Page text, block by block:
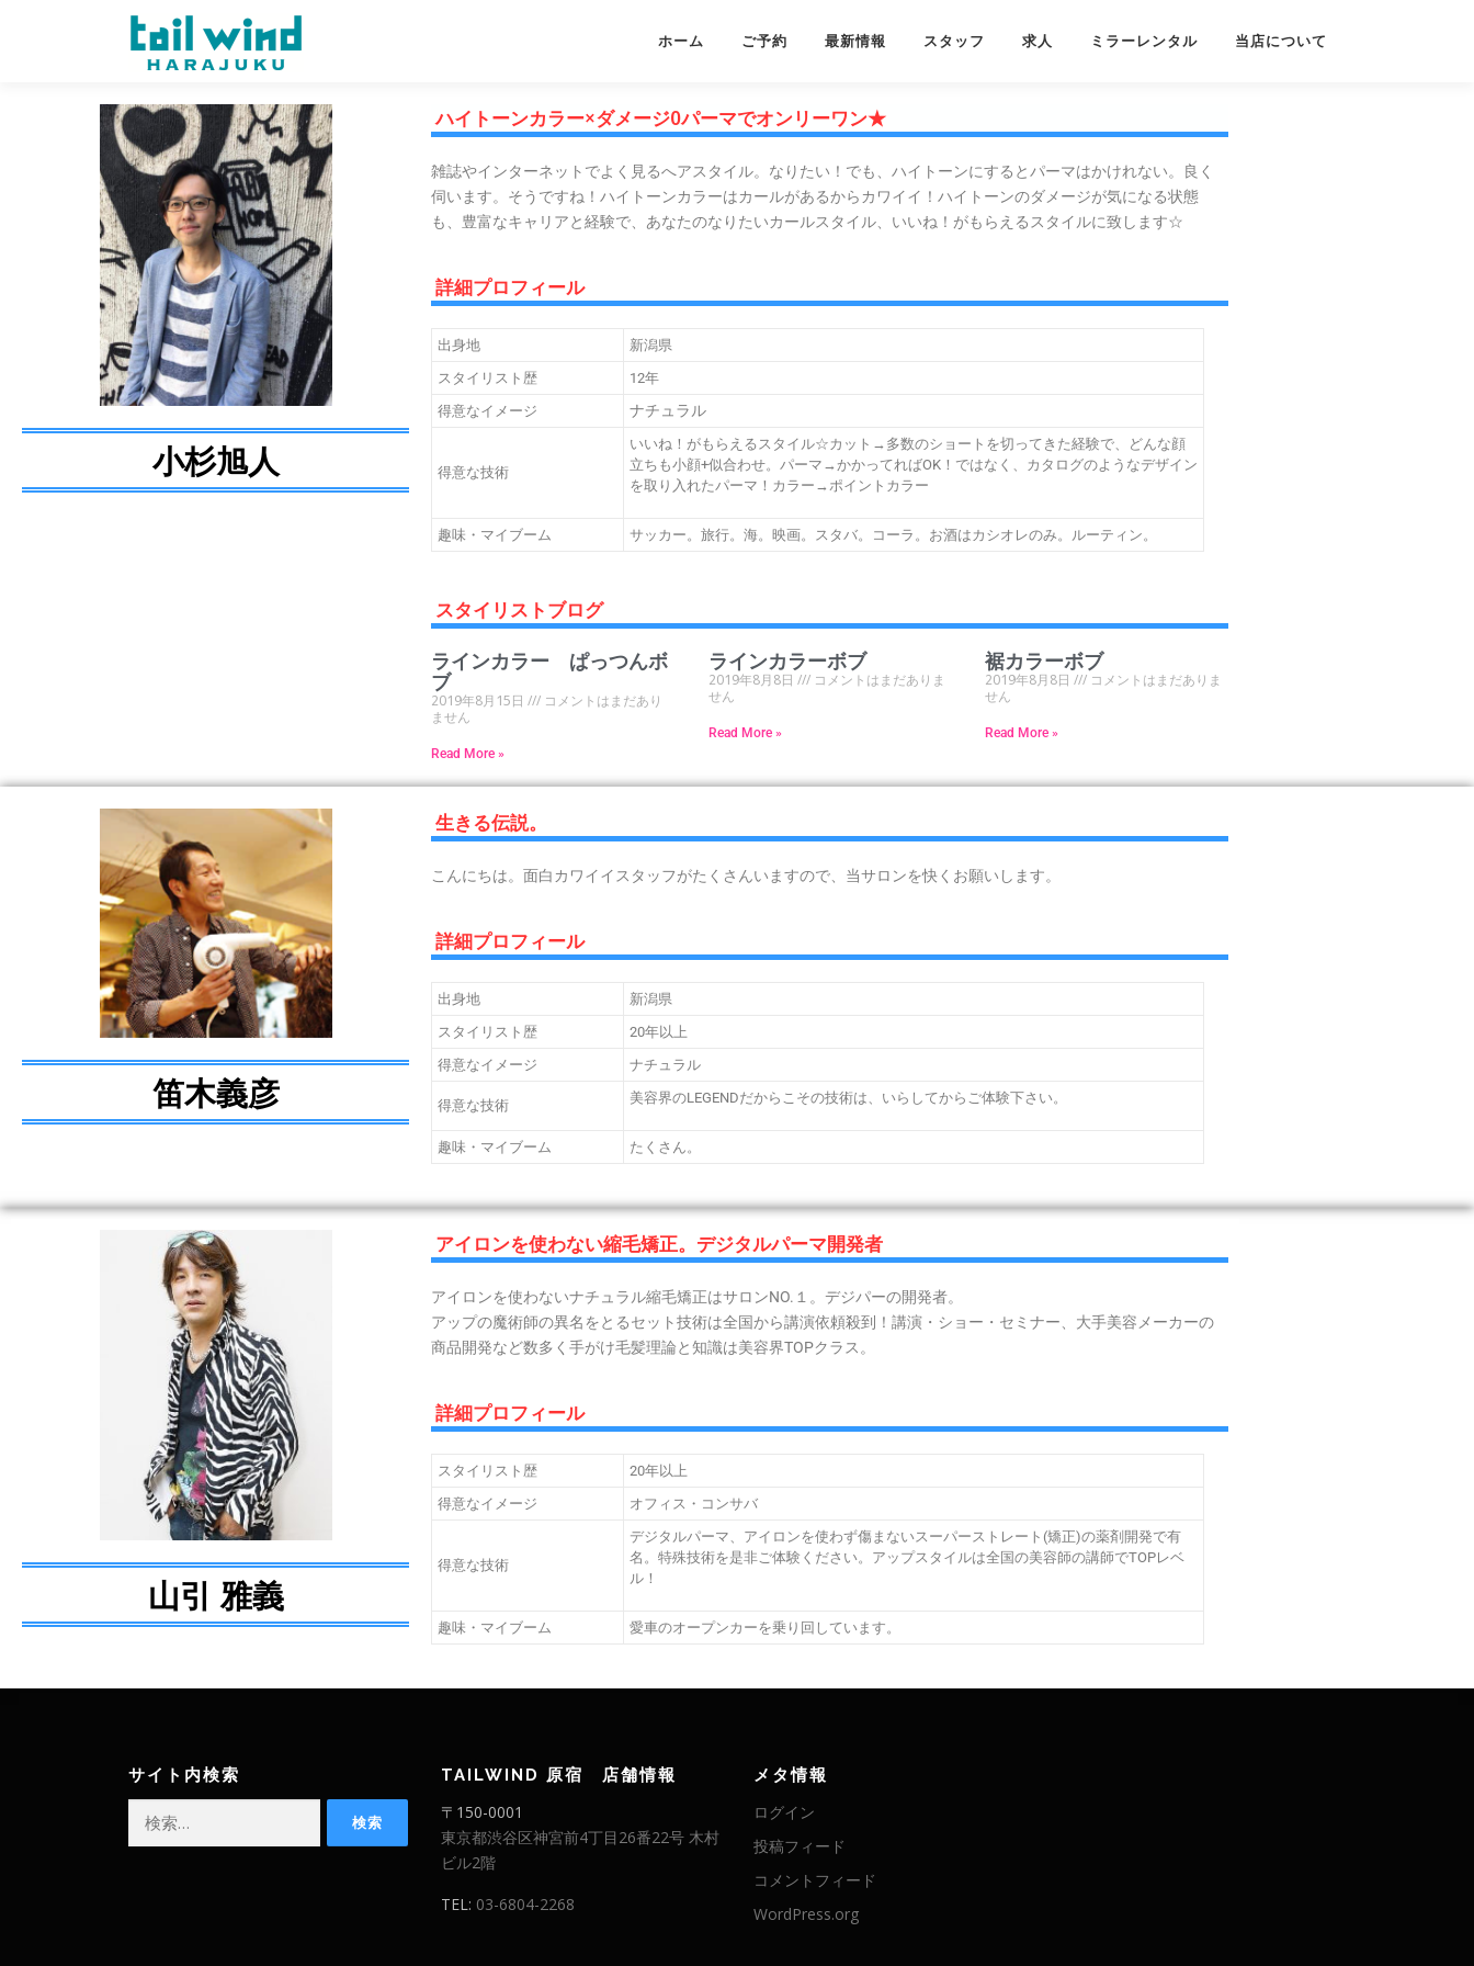
ホーム ご予約 最新情報 スタッフ 求人 ミラーレンタル 当店について
小杉旭人
ハイトーンカラー×ダメージ0パーマでオンリーワン★
雑誌やインターネットでよく見るへアスタイル。なりたい！でも、ハイトーンにするとパーマはかけれない。良く
伺います。そうですね！ハイトーンカラーはカールがあるからカワイイ！ハイトーンのダメージが気になる状態
も、豊富なキャリアと経験で、あなたのなりたいカールスタイル、いいね！がもらえるスタイルに致します☆
詳細プロフィール
出身地
新潟県
スタイリスト歴
12年
得意なイメージ
ナチュラル
得意な技術
いいね！がもらえるスタイル☆カット→多数のショートを切ってきた経験で、どんな顔
立ちも小顔+似合わせ。パーマ→かかってればOK！ではなく、カタログのようなデザイン
を取り入れたパーマ！カラー→ポイントカラー
趣味・マイブーム サッカー。旅行。海。映画。スタバ。コーラ。お酒はカシオレのみ。ルーティン。
スタイリストブログ
ラインカラー ぱっつんボ
ブ
2019年8月15日
コメントはまだあり
ません
Read More »
ラインカラーボブ
2019年8月8日
コメントはまだありま
せん
Read More »
裾カラーボブ
2019年8月8日
コメントはまだありま
せん
Read More »
笛木義彦
生きる伝説。
こんにちは。面白カワイイスタッフがたくさんいますので、当サロンを快くお願いします。
詳細プロフィール
出身地
新潟県
スタイリスト歴
20年以上
得意なイメージ
ナチュラル
得意な技術 美容界のLEGENDだからこその技術は、いらしてからご体験下さい。
趣味・マイブーム たくさん。
山引 雅義
アイロンを使わない縮毛矯正。デジタルパーマ開発者
アイロンを使わないナチュラル縮毛矯正はサロンNO.１。デジパーの開発者。
アップの魔術師の異名をとるセット技術は全国から講演依頼殺到！講演・ショー・セミナー、大手美容メーカーの
商品開発など数多く手がけ毛髪理論と知識は美容界TOPクラス。
詳細プロフィール
スタイリスト歴
20年以上
得意なイメージ
オフィス・コンサバ
得意な技術
デジタルパーマ、アイロンを使わず傷まないスーパーストレート(矯正)の薬剤開発で有
名。特殊技術を是非ご体験ください。アップスタイルは全国の美容師の講師でTOPレベ
ル！
趣味・マイブーム 愛車のオープンカーを乗り回しています。
サイト内検索 TAILWIND 原宿 店舗情報
〒150-0001
東京都渋谷区神宮前4丁目26番22号 木村
ビル2階
TEL: 03-6804-2268
メタ情報
ログイン
投稿フィード
コメントフィード
WordPress.org